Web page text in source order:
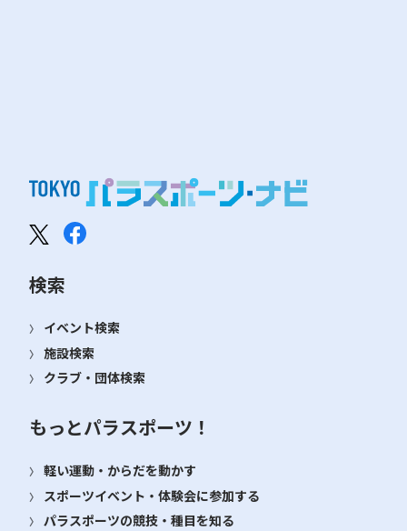
検索
イベント検索
施設検索
クラブ・団体検索
もっとパラスポーツ！
軽い運動・からだを動かす
スポーツイベント・体験会に参加する
パラスポーツの競技・種目を知る